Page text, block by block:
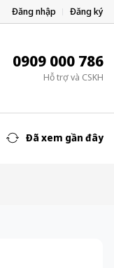
Đăng nhập Đăng ký
0909 000 786
Hỗ trợ và CSKH
Đã xem gần đây